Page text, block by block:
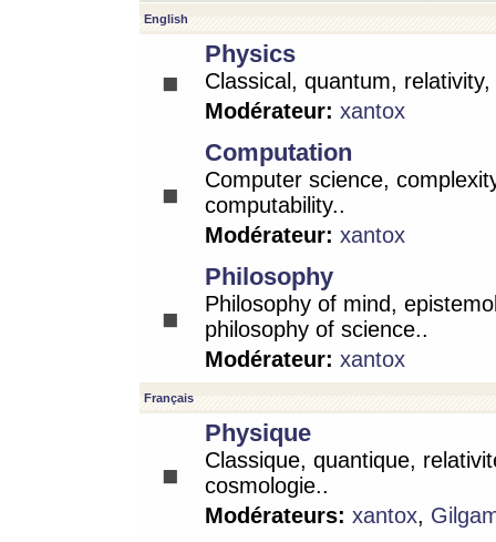
English
Physics
Classical, quantum,
Modérateur: xantox
Computation
Computer science,
computability..
Modérateur: xantox
Philosophy
Philosophy of mind,
philosophy of science..
Modérateur: xantox
Français
Physique
Classique, quantique,
cosmologie..
Modérateurs: xantox,